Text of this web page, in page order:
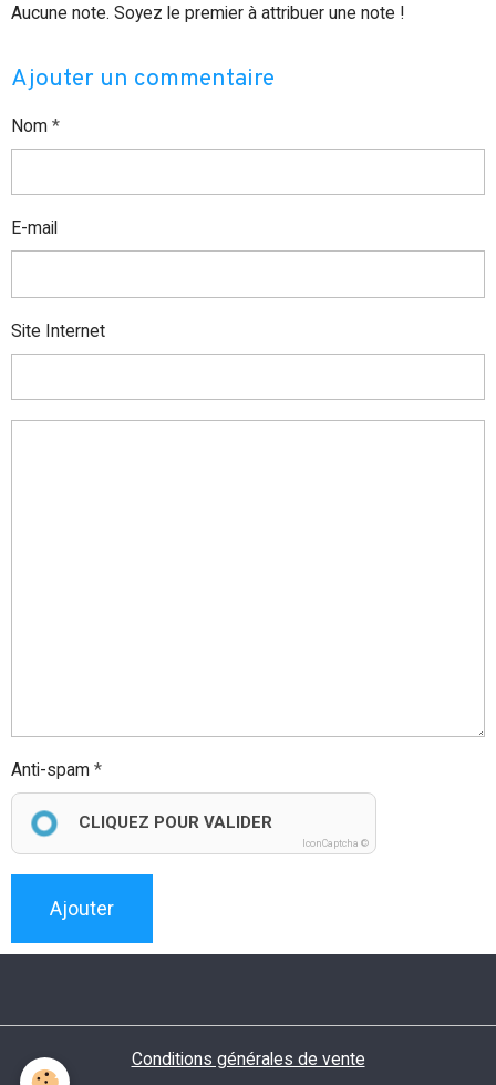
Aucune note. Soyez le premier à attribuer une note !
Ajouter un commentaire
Nom
E-mail
Site Internet
Anti-spam
CLIQUEZ POUR VALIDER
IconCaptcha ©
Ajouter
Conditions générales de vente